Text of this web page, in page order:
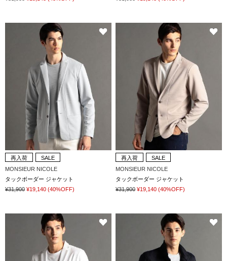
再入荷
SALE
MONSIEUR NICOLE
タックボーダー ジャケット
¥31,900 ¥19,140 (40%OFF)
再入荷
SALE
MONSIEUR NICOLE
タックボーダー ジャケット
¥31,900 ¥19,140 (40%OFF)